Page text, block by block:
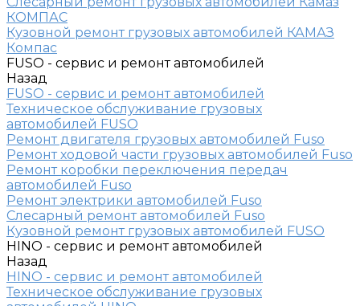
КОМПАС
Кузовной ремонт грузовых автомобилей КАМАЗ
Компас
FUSO - сервис и ремонт автомобилей
Назад
FUSO - сервис и ремонт автомобилей
Техническое обслуживание грузовых
автомобилей FUSO
Ремонт двигателя грузовых автомобилей Fuso
Ремонт ходовой части грузовых автомобилей Fuso
Ремонт коробки переключения передач
автомобилей Fuso
Ремонт электрики автомобилей Fuso
Слесарный ремонт автомобилей Fuso
Кузовной ремонт грузовых автомобилей FUSO
HINO - сервис и ремонт автомобилей
Назад
HINO - сервис и ремонт автомобилей
Техническое обслуживание грузовых